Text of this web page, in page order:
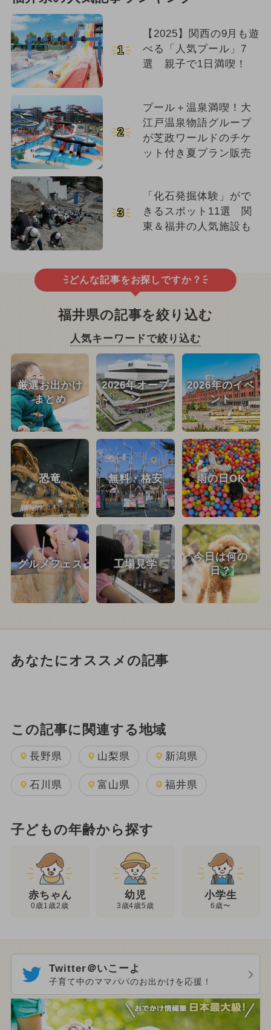
1
【2025】関西の9月も遊
べる「人気プール」7
選 親子で1日満喫！
2
プール＋温泉満喫！大
江戸温泉物語グループ
が芝政ワールドのチケ
ット付き夏プラン販売
3
「化石発掘体験」がで
きるスポット11選 関
東＆福井の人気施設も
どんな記事をお探しですか？
福井県の記事を絞り込む
人気キーワードで絞り込む
厳選お出かけ
まとめ
2026年オープ
ン
2026年のイベ
ント
恐竜 無料・格安 雨の日OK
グルメフェス 工場見学
今日は何の
日？
あなたにオススメの記事
この記事に関連する地域
長野県 山梨県 新潟県
石川県 富山県 福井県
子どもの年齢から探す
赤ちゃん
0歳1歳2歳
幼児
3歳4歳5歳
小学生
6歳〜
Twitter＠いこーよ
子育て中のママパパのお出かけを応援！